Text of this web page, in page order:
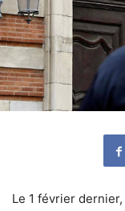
Le 1 février dernier,